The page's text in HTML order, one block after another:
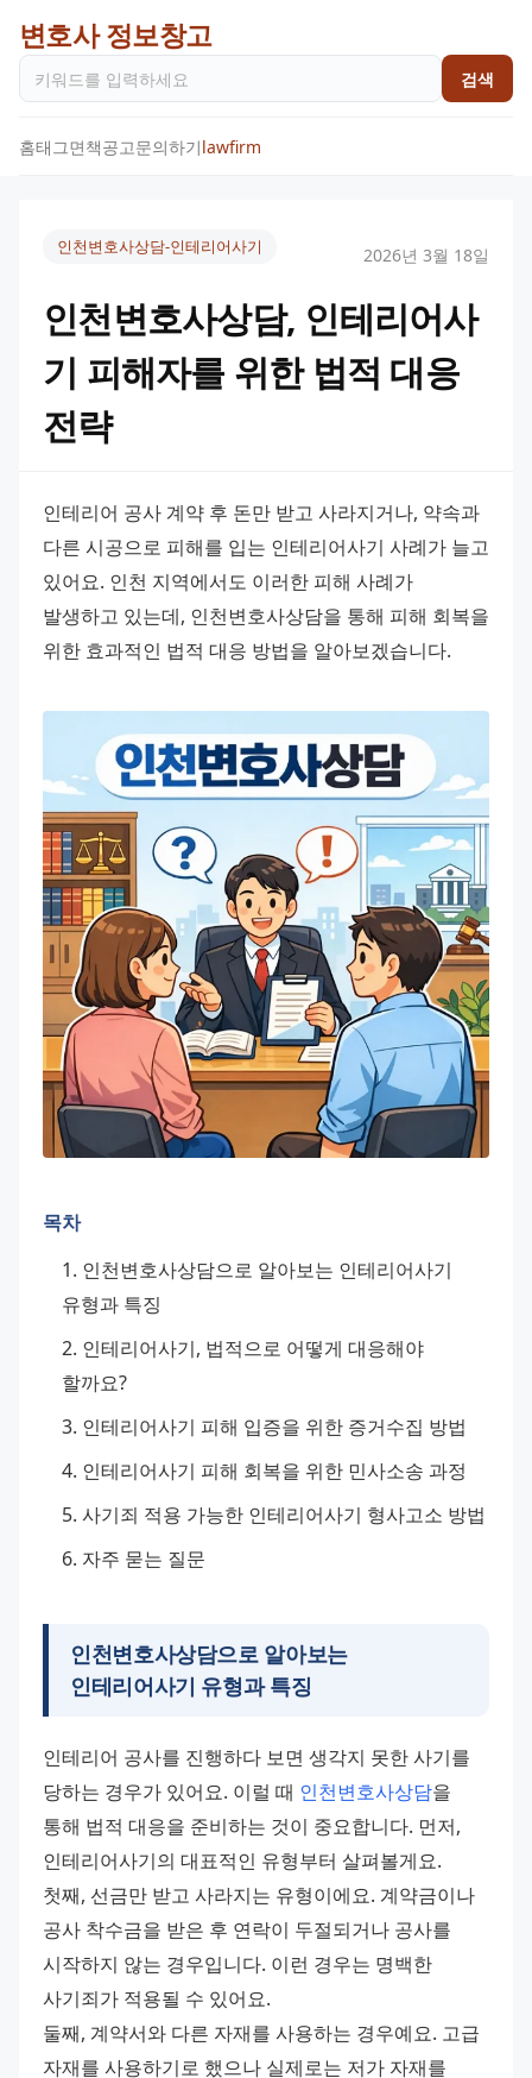
변호사 정보창고
검색
홈태그면책공고문의하기lawfirm
인천변호사상담-인테리어사기 2026년 3월 18일
인천변호사상담, 인테리어사
기 피해자를 위한 법적 대응
전략
인테리어 공사 계약 후 돈만 받고 사라지거나, 약속과
다른 시공으로 피해를 입는 인테리어사기 사례가 늘고
있어요. 인천 지역에서도 이러한 피해 사례가
발생하고 있는데, 인천변호사상담을 통해 피해 회복을
위한 효과적인 법적 대응 방법을 알아보겠습니다.
목차
인천변호사상담으로 알아보는 인테리어사기
유형과 특징
인테리어사기, 법적으로 어떻게 대응해야
할까요?
인테리어사기 피해 입증을 위한 증거수집 방법
인테리어사기 피해 회복을 위한 민사소송 과정
사기죄 적용 가능한 인테리어사기 형사고소 방법
자주 묻는 질문
인천변호사상담으로 알아보는
인테리어사기 유형과 특징
인테리어 공사를 진행하다 보면 생각지 못한 사기를
당하는 경우가 있어요. 이럴 때 인천변호사상담을
통해 법적 대응을 준비하는 것이 중요합니다. 먼저,
인테리어사기의 대표적인 유형부터 살펴볼게요.
첫째, 선금만 받고 사라지는 유형이에요. 계약금이나
공사 착수금을 받은 후 연락이 두절되거나 공사를
시작하지 않는 경우입니다. 이런 경우는 명백한
사기죄가 적용될 수 있어요.
둘째, 계약서와 다른 자재를 사용하는 경우예요. 고급
자재를 사용하기로 했으나 실제로는 저가 자재를